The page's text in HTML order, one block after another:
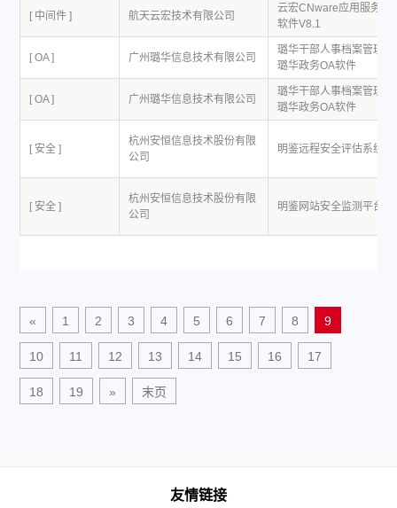
[ 中间件 ] 航天云宏技术有限公司
云宏CNware应用服务器
软件V8.1
[ OA ] 广州璐华信息技术有限公司
璐华干部人事档案管理软
璐华政务OA软件
[ OA ] 广州璐华信息技术有限公司
璐华干部人事档案管理软
璐华政务OA软件
[ 安全 ]
杭州安恒信息技术股份有限
公司
明鉴远程安全评估系统
[ 安全 ]
杭州安恒信息技术股份有限
公司
明鉴网站安全监测平台
« 1 2 3 4 5 6 7 8 9
10 11 12 13 14 15 16 17
18 19 » 末页
友情链接